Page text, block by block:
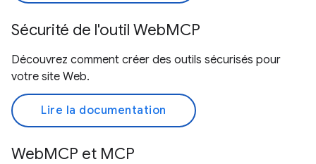
Sécurité de l'outil WebMCP
Découvrez comment créer des outils sécurisés pour
votre site Web.
Lire la documentation
WebMCP et MCP